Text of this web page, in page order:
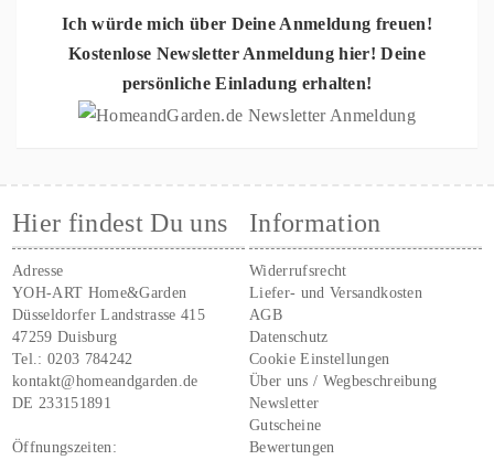
Ich würde mich über Deine Anmeldung freuen!
Kostenlose Newsletter Anmeldung hier! Deine
persönliche Einladung erhalten!
Hier findest Du uns
Adresse
YOH-ART Home&Garden
Düsseldorfer Landstrasse 415
47259 Duisburg
Tel.:0203 784242
kontakt@homeandgarden.de
DE 233151891
Öffnungszeiten:
Information
Widerrufsrecht
Liefer- und Versandkosten
AGB
Datenschutz
Cookie Einstellungen
Über uns / Wegbeschreibung
Newsletter
Gutscheine
Bewertungen